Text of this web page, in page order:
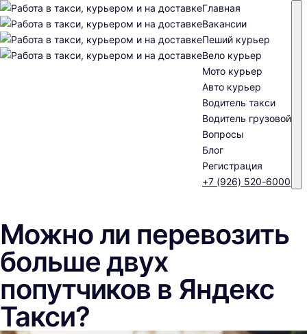
Главная
Вакансии
Пеший курьер
Вело курьер
Мото курьер
Авто курьер
Водитель такси
Водитель грузовой
Вопросы
Блог
Регистрация
+7 (926) 520-6000
Можно ли перевозить
больше двух
попутчиков в Яндекс
Такси?